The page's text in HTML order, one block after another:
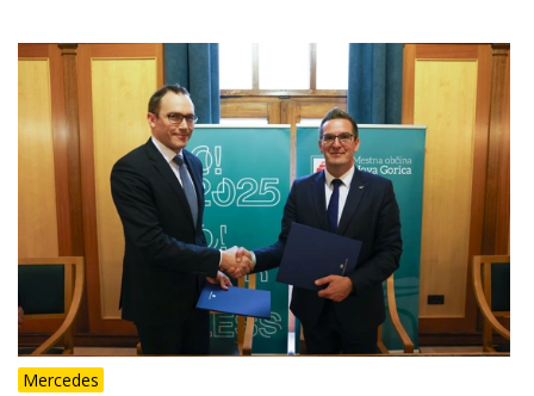
Mercedes